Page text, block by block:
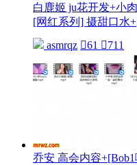
白鹿姬 ju花开发+小
[网红系列] 摄甜口水
asmrqz 61 711
乔安 高会内容